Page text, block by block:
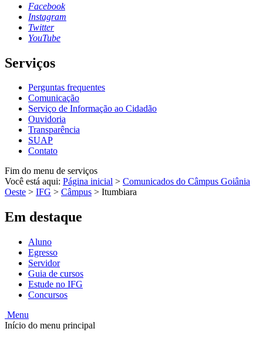
Facebook
Instagram
Twitter
YouTube
Serviços
Perguntas frequentes
Comunicação
Serviço de Informação ao Cidadão
Ouvidoria
Transparência
SUAP
Contato
Fim do menu de serviços
Você está aqui: Página inicial > Comunicados do Câmpus Goiânia
Oeste > IFG > Câmpus > Itumbiara
Em destaque
Aluno
Egresso
Servidor
Guia de cursos
Estude no IFG
Concursos
Menu
Início do menu principal